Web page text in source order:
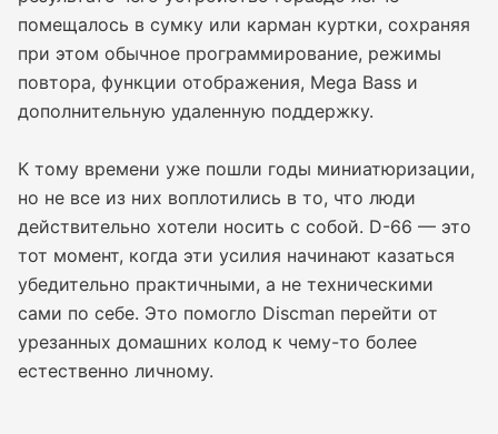
помещалось в сумку или карман куртки, сохраняя
при этом обычное программирование, режимы
повтора, функции отображения, Mega Bass и
дополнительную удаленную поддержку.
К тому времени уже пошли годы миниатюризации,
но не все из них воплотились в то, что люди
действительно хотели носить с собой. D-66 — это
тот момент, когда эти усилия начинают казаться
убедительно практичными, а не техническими
сами по себе. Это помогло Discman перейти от
урезанных домашних колод к чему-то более
естественно личному.